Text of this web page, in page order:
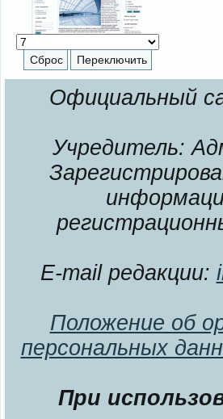
Официальный
Учредитель:
E-mail редакции:
Положение об
персональных
При